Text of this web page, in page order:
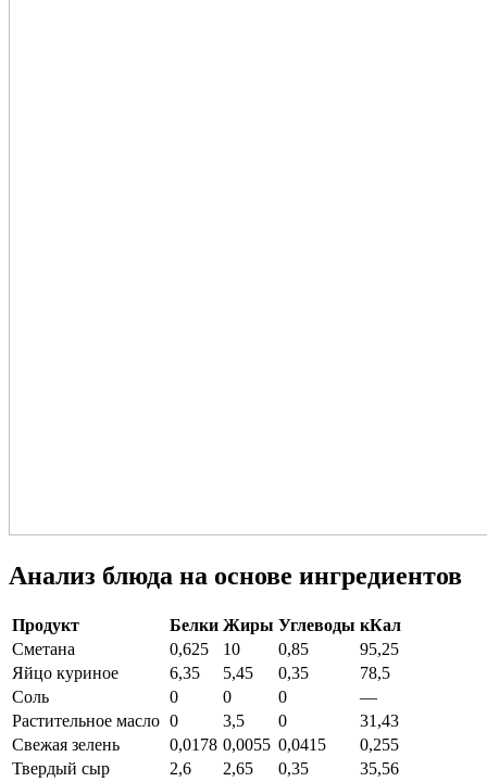
Анализ блюда на основе ингредиентов
Продукт Белки Жиры Углеводы кКал
Сметана
0,625 10 0,85
95,25
Яйцо куриное
6,35 5,45 0,35
78,5
Соль
0 0 0
—
Растительное масло 0 3,5 0
31,43
Свежая зелень
0,0178 0,0055 0,0415
0,255
Твердый сыр
2,6 2,65 0,35
35,56